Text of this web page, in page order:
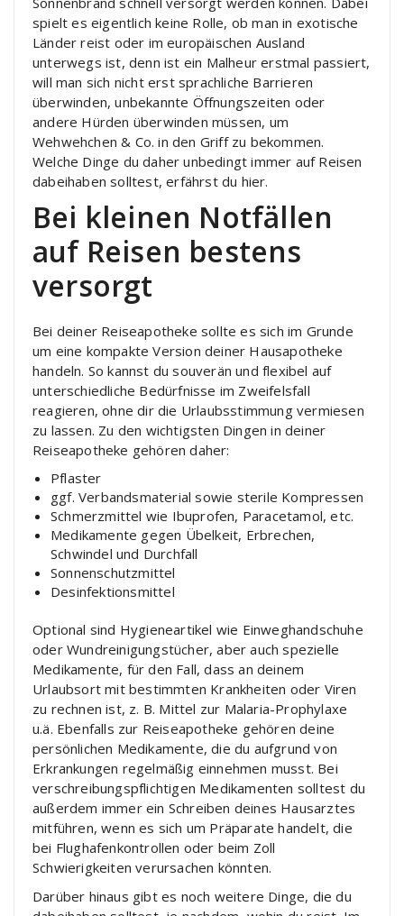
spielt es eigentlich keine Rolle, ob man in exotische
Länder reist oder im europäischen Ausland
unterwegs ist, denn ist ein Malheur erstmal passiert,
will man sich nicht erst sprachliche Barrieren
überwinden, unbekannte Öffnungszeiten oder
andere Hürden überwinden müssen, um
Wehwehchen & Co. in den Griff zu bekommen.
Welche Dinge du daher unbedingt immer auf Reisen
dabeihaben solltest, erfährst du hier.
Bei kleinen Notfällen
auf Reisen bestens
versorgt
Bei deiner Reiseapotheke sollte es sich im Grunde
um eine kompakte Version deiner Hausapotheke
handeln. So kannst du souverän und flexibel auf
unterschiedliche Bedürfnisse im Zweifelsfall
reagieren, ohne dir die Urlaubsstimmung vermiesen
zu lassen. Zu den wichtigsten Dingen in deiner
Reiseapotheke gehören daher:
Pflaster
ggf. Verbandsmaterial sowie sterile Kompressen
Schmerzmittel wie Ibuprofen, Paracetamol, etc.
Medikamente gegen Übelkeit, Erbrechen,
Schwindel und Durchfall
Sonnenschutzmittel
Desinfektionsmittel
Optional sind Hygieneartikel wie Einweghandschuhe
oder Wundreinigungstücher, aber auch spezielle
Medikamente, für den Fall, dass an deinem
Urlaubsort mit bestimmten Krankheiten oder Viren
zu rechnen ist, z. B. Mittel zur Malaria-Prophylaxe
u.ä. Ebenfalls zur Reiseapotheke gehören deine
persönlichen Medikamente, die du aufgrund von
Erkrankungen regelmäßig einnehmen musst. Bei
verschreibungspflichtigen Medikamenten solltest du
außerdem immer ein Schreiben deines Hausarztes
mitführen, wenn es sich um Präparate handelt, die
bei Flughafenkontrollen oder beim Zoll
Schwierigkeiten verursachen könnten.
Darüber hinaus gibt es noch weitere Dinge, die du